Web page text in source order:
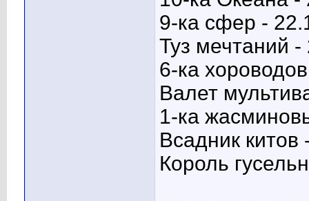
9-ка сфер -
Туз мечтаний -
6-ка
Валет
1-ка
Всадник китов
Король